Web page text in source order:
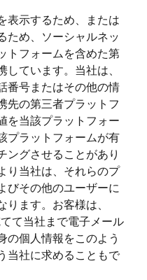
表示するため、または
ため、ソーシャルネッ
トフォームを含めた第
ています。当社は、
番号またはその他の情
先の第三者プラットフ
を当該プラットフォー
プラットフォームが有
ングさせることがあり
り当社は、それらのプ
びその他のユーザーに
ます。お客様は、
て当社まで電子メール
の個人情報をこのよう
当社に求めることもで